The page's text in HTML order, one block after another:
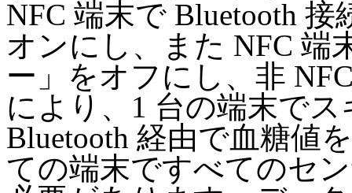
NFC 端末で Bluetooth
オンにし、また NFC 端
ー」をオフにし、非
により、1 台の端末で
Bluetooth 経由で血糖値
ての端末ですべてのセ